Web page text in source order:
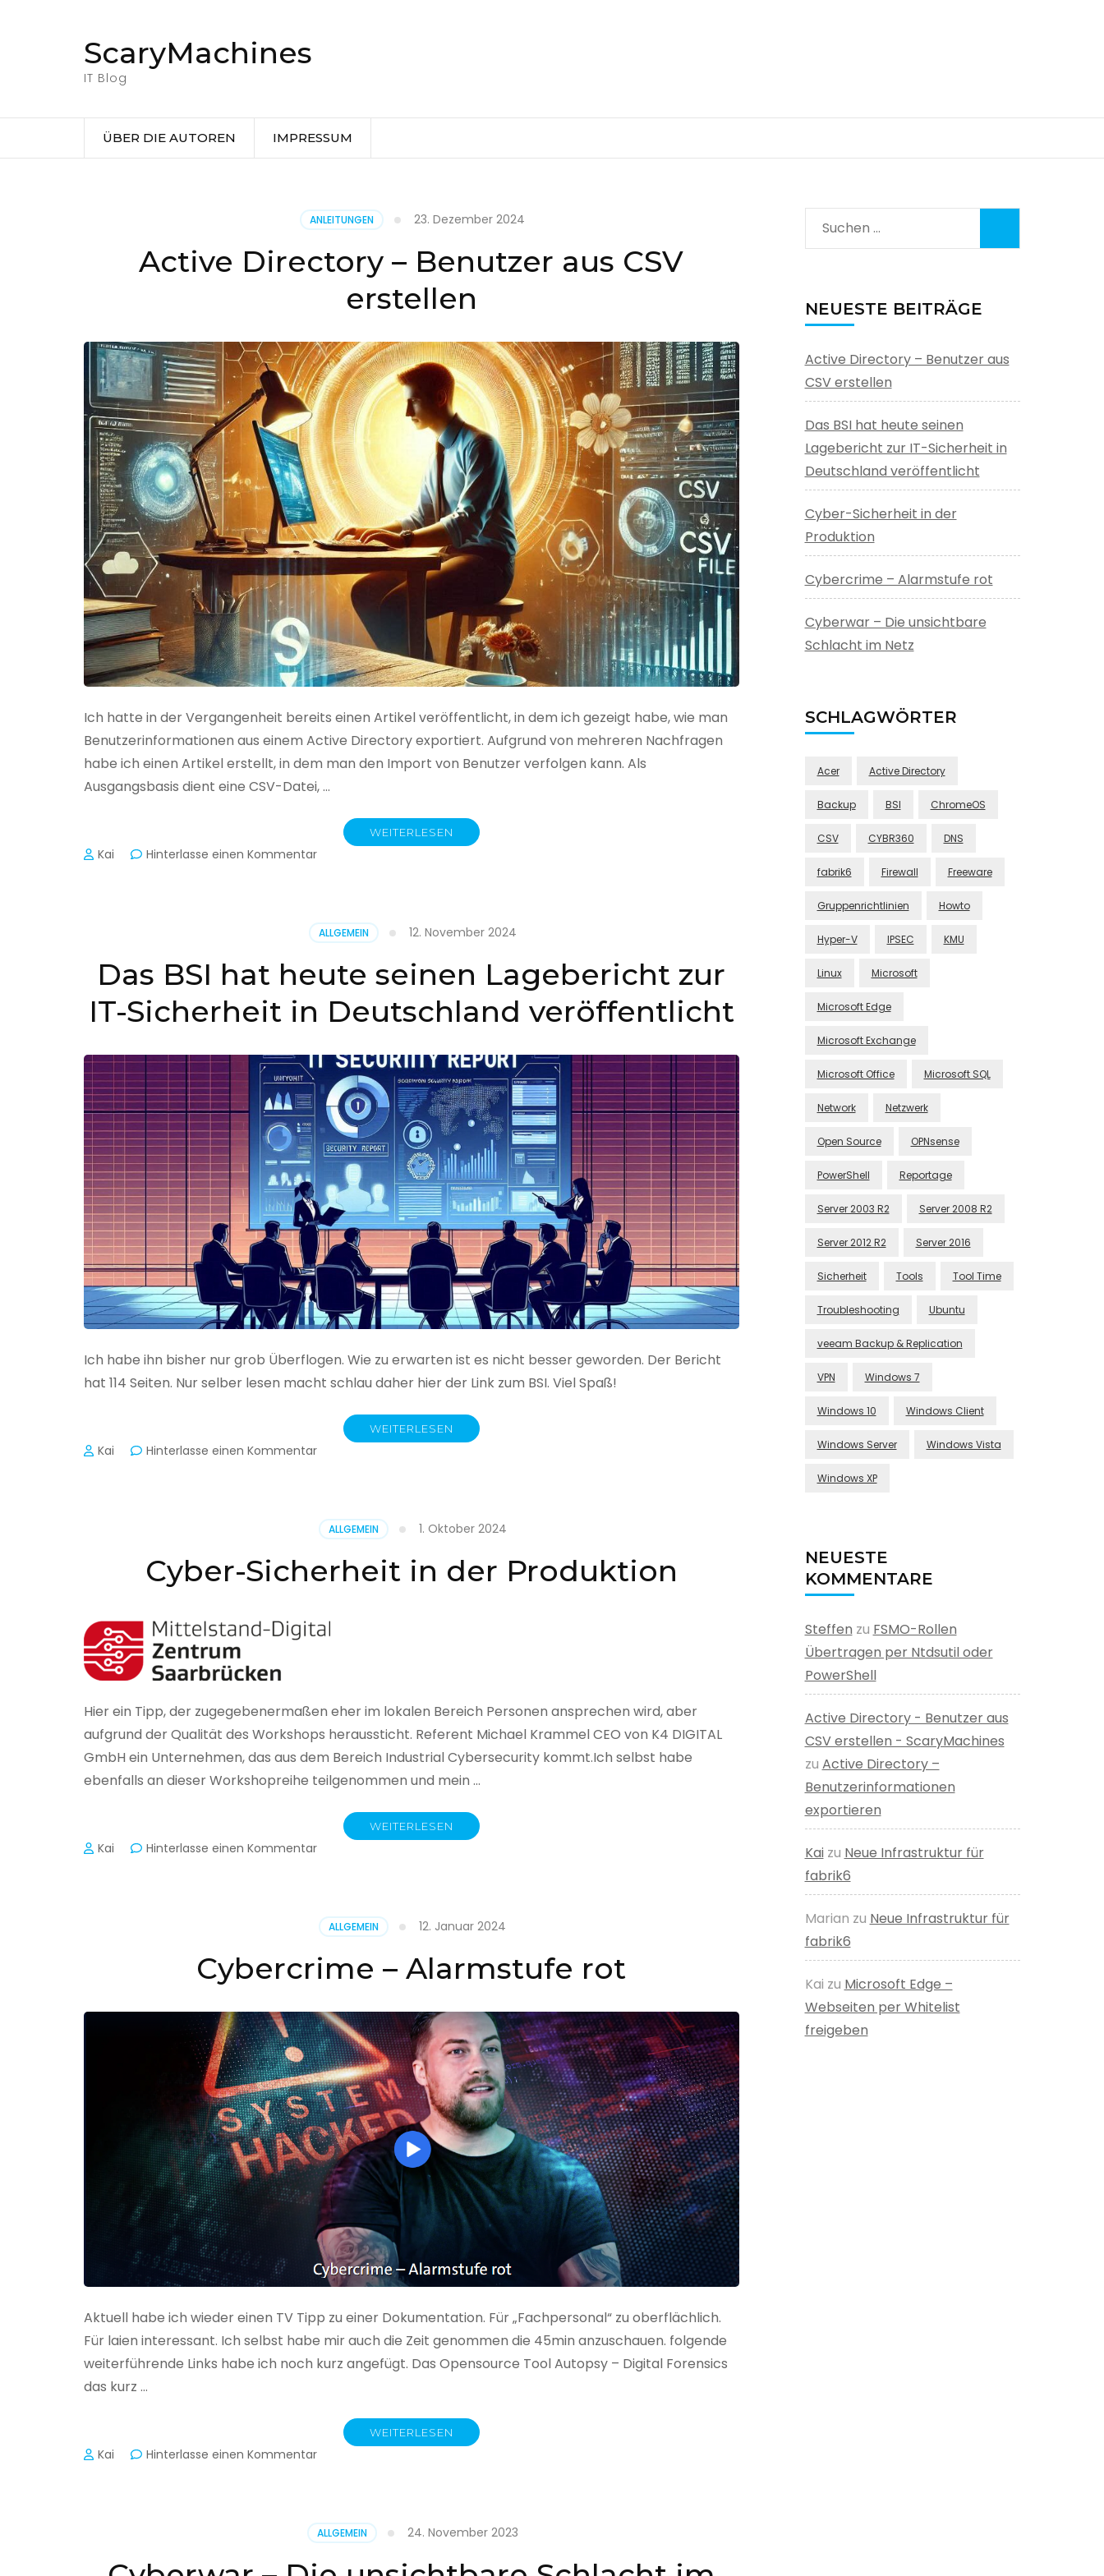
(Eingabetaste
ScaryMachines
IT Blog
ÜBER DIE AUTOREN IMPRESSUM
ANLEITUNGEN 23. Dezember 2024
Active Directory – Benutzer aus CSV
erstellen
Ich hatte in der Vergangenheit bereits einen Artikel veröffentlicht, in dem ich gezeigt habe, wie man
Benutzerinformationen aus einem Active Directory exportiert. Aufgrund von mehreren Nachfragen
habe ich einen Artikel erstellt, in dem man den Import von Benutzer verfolgen kann. Als
Ausgangsbasis dient eine CSV-Datei, …
WEITERLESEN
Kai Hinterlasse einen Kommentarzu
Benutzer
aus
erstellen
ALLGEMEIN 12. November 2024
Das BSI hat heute seinen Lagebericht zur
IT-Sicherheit in Deutschland veröffentlicht
Ich habe ihn bisher nur grob Überflogen. Wie zu erwarten ist es nicht besser geworden. Der Bericht
hat 114 Seiten. Nur selber lesen macht schlau daher hier der Link zum BSI. Viel Spaß!
WEITERLESEN
Kai Hinterlasse einen Kommentarzu
heute
seinen
zur
in
Deutschland
ALLGEMEIN 1. Oktober 2024
Cyber-Sicherheit in der Produktion
Hier ein Tipp, der zugegebenermaßen eher im lokalen Bereich Personen ansprechen wird, aber
aufgrund der Qualität des Workshops heraussticht. Referent Michael Krammel CEO von K4 DIGITAL
GmbH ein Unternehmen, das aus dem Bereich Industrial Cybersecurity kommt.Ich selbst habe
ebenfalls an dieser Workshopreihe teilgenommen und mein …
WEITERLESEN
Kai Hinterlasse einen Kommentarzu
der
Produktion
ALLGEMEIN 12. Januar 2024
Cybercrime – Alarmstufe rot
Aktuell habe ich wieder einen TV Tipp zu einer Dokumentation. Für „Fachpersonal“ zu oberflächlich.
Für laien interessant. Ich selbst habe mir auch die Zeit genommen die 45min anzuschauen. folgende
weiterführende Links habe ich noch kurz angefügt. Das Opensource Tool Autopsy – Digital Forensics
das kurz …
WEITERLESEN
Kai Hinterlasse einen Kommentarzu
rot
ALLGEMEIN 24. November 2023
Suchen
nach:
NEUESTE BEITRÄGE
Active Directory – Benutzer aus
CSV erstellen
Das BSI hat heute seinen
Lagebericht zur IT-Sicherheit in
Deutschland veröffentlicht
Cyber-Sicherheit in der
Produktion
Cybercrime – Alarmstufe rot
Cyberwar – Die unsichtbare
Schlacht im Netz
SCHLAGWÖRTER
Acer Active Directory
Backup BSI ChromeOS
CSV CYBR360 DNS
fabrik6 Firewall Freeware
Gruppenrichtlinien Howto
Hyper-V IPSEC KMU
Linux Microsoft
Microsoft Edge
Microsoft Exchange
Microsoft Office Microsoft SQL
Network Netzwerk
Open Source OPNsense
PowerShell Reportage
Server 2003 R2 Server 2008 R2
Server 2012 R2 Server 2016
Sicherheit Tools Tool Time
Troubleshooting Ubuntu
veeam Backup & Replication
VPN Windows 7
Windows 10 Windows Client
Windows Server Windows Vista
Windows XP
NEUESTE
KOMMENTARE
Steffen zu FSMO-Rollen
Übertragen per Ntdsutil oder
PowerShell
Active Directory - Benutzer aus
CSV erstellen - ScaryMachines
zu Active Directory –
Benutzerinformationen
exportieren
Kaizu Neue Infrastruktur für
fabrik6
Marian zu Neue Infrastruktur für
fabrik6
Kai zu Microsoft Edge –
Webseiten per Whitelist
freigeben